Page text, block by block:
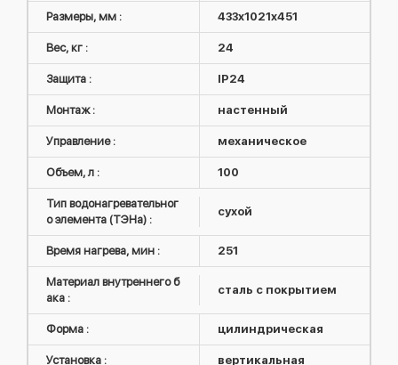
Размеры, мм : 433x1021x451
Вес, кг : 24
Защита : IP24
Монтаж : настенный
Управление : механическое
Объем, л : 100
Тип водонагревательног
о элемента (ТЭНа) :
сухой
Время нагрева, мин : 251
Материал внутреннего б
ака :
сталь с покрытием
Форма : цилиндрическая
Установка : вертикальная